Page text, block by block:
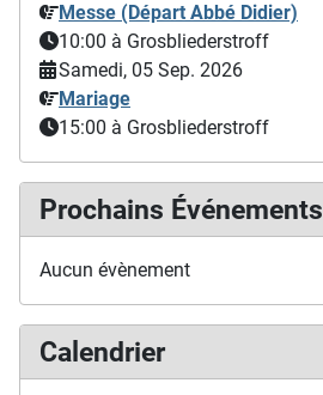
Messe (Départ Abbé Didier)
10:00 à Grosbliederstroff
Samedi, 05 Sep. 2026
Mariage
15:00 à Grosbliederstroff
Prochains Événements
Aucun évènement
Calendrier